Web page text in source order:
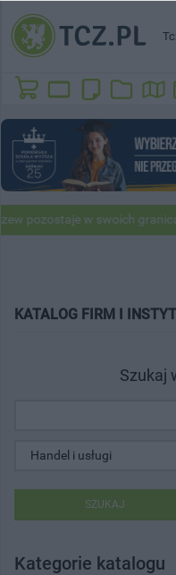
pozostaje w swoich
KATALOG FIRM I
Szukaj
SZUKAJ
Kategorie katalogu